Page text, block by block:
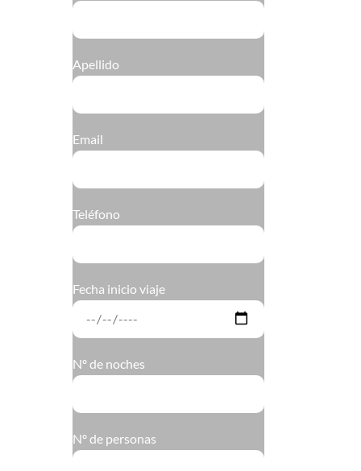
Apellido
Email
Teléfono
Fecha inicio viaje
Nº de noches
Nº de personas